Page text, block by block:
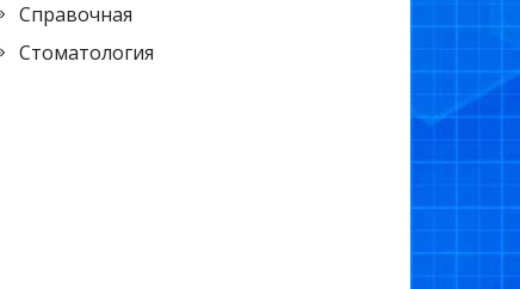
Справочная
Стоматология